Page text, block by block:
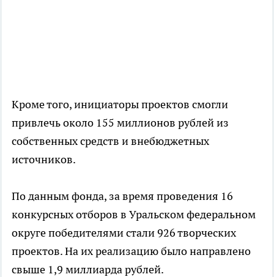
Кроме того, инициаторы проектов смогли
привлечь около 155 миллионов рублей из
собственных средств и внебюджетных
источников.
По данным фонда, за время проведения 16
конкурсных отборов в Уральском федеральном
округе победителями стали 926 творческих
проектов. На их реализацию было направлено
свыше 1,9 миллиарда рублей.